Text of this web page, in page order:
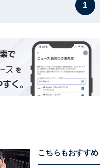
1
こちらもおすすめ